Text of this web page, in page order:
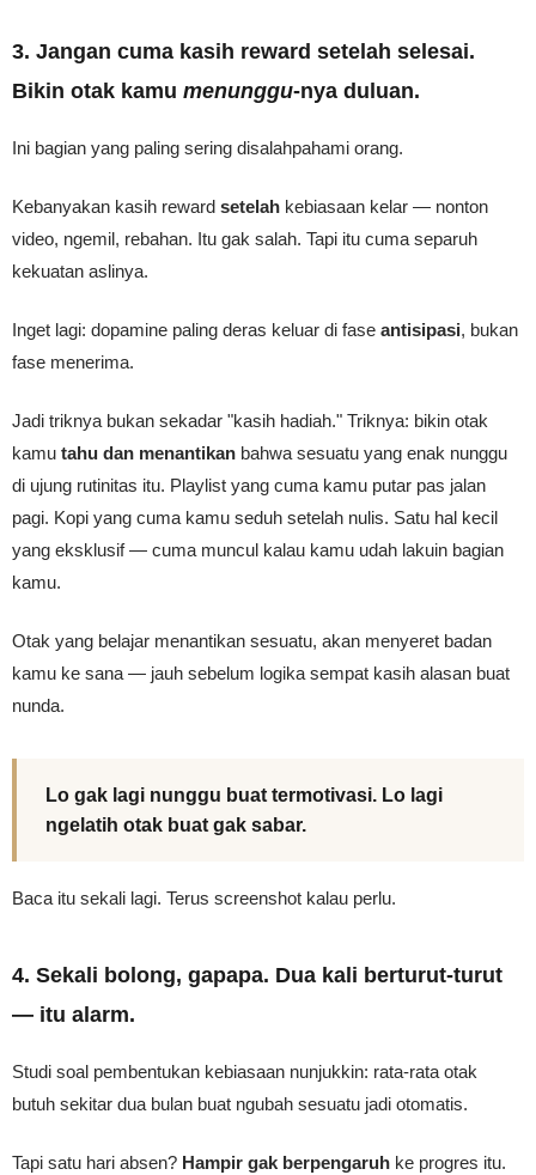
3. Jangan cuma kasih reward setelah selesai.
Bikin otak kamu menunggu-nya duluan.
Ini bagian yang paling sering disalahpahami orang.
Kebanyakan kasih reward setelah kebiasaan kelar — nonton
video, ngemil, rebahan. Itu gak salah. Tapi itu cuma separuh
kekuatan aslinya.
Inget lagi: dopamine paling deras keluar di fase antisipasi, bukan
fase menerima.
Jadi triknya bukan sekadar "kasih hadiah." Triknya: bikin otak
kamu tahu dan menantikan bahwa sesuatu yang enak nunggu
di ujung rutinitas itu. Playlist yang cuma kamu putar pas jalan
pagi. Kopi yang cuma kamu seduh setelah nulis. Satu hal kecil
yang eksklusif — cuma muncul kalau kamu udah lakuin bagian
kamu.
Otak yang belajar menantikan sesuatu, akan menyeret badan
kamu ke sana — jauh sebelum logika sempat kasih alasan buat
nunda.
Lo gak lagi nunggu buat termotivasi. Lo lagi
ngelatih otak buat gak sabar.
Baca itu sekali lagi. Terus screenshot kalau perlu.
4. Sekali bolong, gapapa. Dua kali berturut-turut
— itu alarm.
Studi soal pembentukan kebiasaan nunjukkin: rata-rata otak
butuh sekitar dua bulan buat ngubah sesuatu jadi otomatis.
Tapi satu hari absen? Hampir gak berpengaruh ke progres itu.